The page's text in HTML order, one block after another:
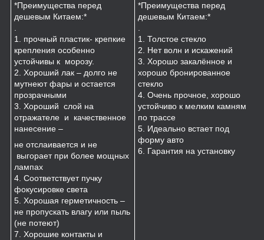
*Преимущества перед
дешевым Китаем:*
.
1. прочный пластик- крепкие
крепления особенно
устойчивы к морозу.
2. Хороший лак – долго не
мутнеют фары и остается
прозрачными
3. Хороший слой на
отражателе и качественное
нанесение –
не отслаивается и не
выгорает при более мощных
лампах
4. Соответствует пучку
фокусировке света
5. Хорошая герметичность –
не пропускать влагу или пыль
(не потеют)
7. Хорошие контакты и
*Преимущества перед
дешевым Китаем:*
.
1. Толстое стекло
2. Нет волн и искажений
3. Хорошо закалённое и
хорошо бронированное
стекло
4. Очень прочное, хорошо
устойчиво к мелким камням
по трассе
5. Идеально встает под
форму авто
6. Гарантия на установку